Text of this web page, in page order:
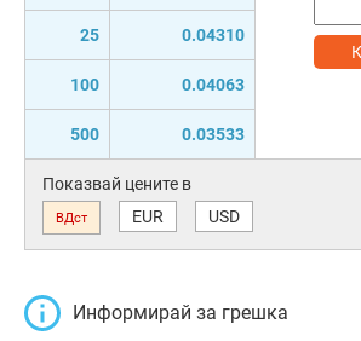
25 0.04310
100 0.04063
500 0.03533
Показвай цените в
ВДст EUR USD
Информирай за грешка